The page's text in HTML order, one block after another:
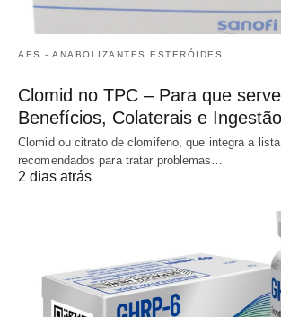
AES - ANABOLIZANTES ESTERÓIDES
Clomid no TPC – Para que
Benefícios, Colaterais e Ingestão
Clomid ou citrato de clomifeno, que integra a
recomendados para tratar problemas…
2 dias atrás